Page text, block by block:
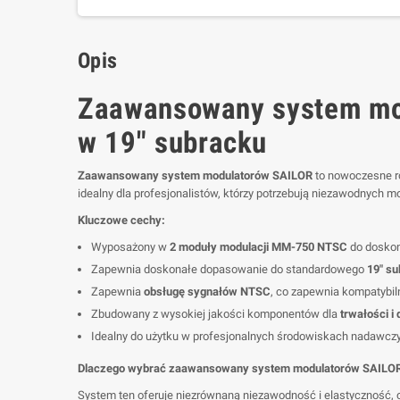
Opis
Zaawansowany system
w 19" subracku
Zaawansowany system modulatorów SAILOR to nowoczesne
idealny dla profesjonalistów, którzy potrzebują niezawodnych
Kluczowe cechy:
Wyposażony w 2 moduły modulacji MM-750 NTSC do
Zapewnia doskonałe dopasowanie do standardowego 19"
Zapewnia obsługę sygnałów NTSC, co zapewnia
Zbudowany z wysokiej jakości komponentów dla trwałości i
Idealny do użytku w profesjonalnych środowiskach
Dlaczego wybrać zaawansowany system modulatorów
System ten oferuje niezrównaną niezawodność i